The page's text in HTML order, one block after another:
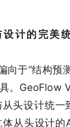
计的完美
向于“结构预
。GeoFlow
头设计统一
从头设计的